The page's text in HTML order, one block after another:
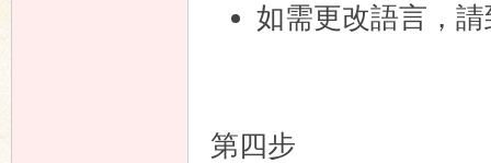
如需更改語言，
第四步